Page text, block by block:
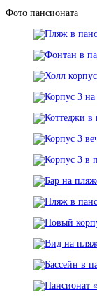
Фото пансионата